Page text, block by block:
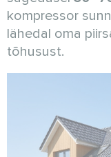
kompressor
lähedal oma
tõhusust.